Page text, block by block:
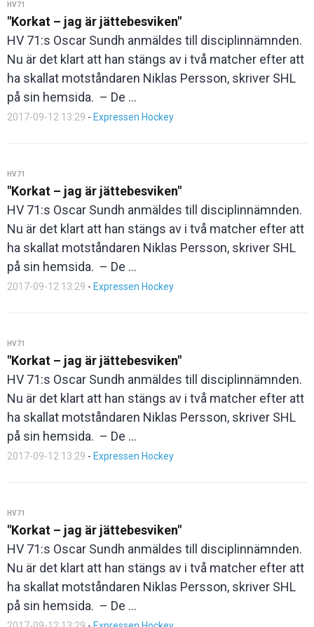
HV71
"Korkat – jag är jättebesviken"
HV 71:s Oscar Sundh anmäldes till disciplinnämnden.
Nu är det klart att han stängs av i två matcher efter att
ha skallat motståndaren Niklas Persson, skriver SHL
på sin hemsida. – De ...
2017-09-12 13:29 - Expressen Hockey
HV71
"Korkat – jag är jättebesviken"
HV 71:s Oscar Sundh anmäldes till disciplinnämnden.
Nu är det klart att han stängs av i två matcher efter att
ha skallat motståndaren Niklas Persson, skriver SHL
på sin hemsida. – De ...
2017-09-12 13:29 - Expressen Hockey
HV71
"Korkat – jag är jättebesviken"
HV 71:s Oscar Sundh anmäldes till disciplinnämnden.
Nu är det klart att han stängs av i två matcher efter att
ha skallat motståndaren Niklas Persson, skriver SHL
på sin hemsida. – De ...
2017-09-12 13:29 - Expressen Hockey
HV71
"Korkat – jag är jättebesviken"
HV 71:s Oscar Sundh anmäldes till disciplinnämnden.
Nu är det klart att han stängs av i två matcher efter att
ha skallat motståndaren Niklas Persson, skriver SHL
på sin hemsida. – De ...